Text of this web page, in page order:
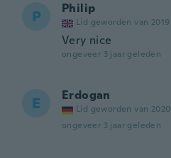
P Philip
Lid geworden van 2019
Very nice
ongeveer 3 jaar geleden
E Erdogan
Lid geworden van 2020
ongeveer 3 jaar geleden